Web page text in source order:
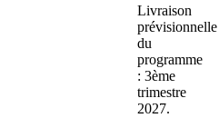
Livraison
prévisionnelle
du
programme
: 3ème
trimestre
2027.